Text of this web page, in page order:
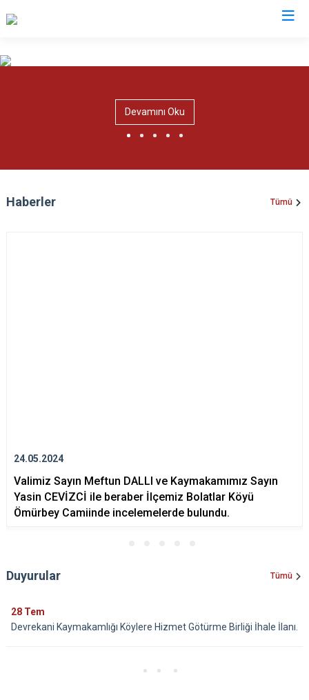
Azdavay
Bozkurt
Hanönü
Küre
Devamını Oku
Haberler Tümü
24.05.2024
Valimiz Sayın Meftun DALLI ve Kaymakamımız Sayın
Yasin CEVİZCİ ile beraber İlçemiz Bolatlar Köyü
Ömürbey Camiinde incelemelerde bulundu.
Duyurular Tümü
28 Tem
Devrekani Kaymakamlığı Köylere Hizmet Götürme Birliği İhale İlanı.